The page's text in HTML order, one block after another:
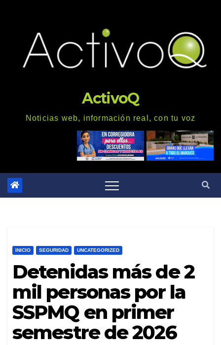
ActivoQ
Noticias web, información real, con tu voz
INICIO SEGURIDAD UNCATEGORIZED
Detenidas más de 2
mil personas por la
SSPMQ en primer
semestre de 2026